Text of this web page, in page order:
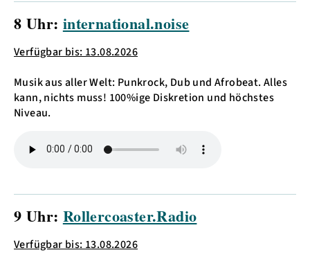
8 Uhr: international.noise
Verfügbar bis: 13.08.2026
Musik aus aller Welt: Punkrock, Dub und Afrobeat. Alles
kann, nichts muss! 100%ige Diskretion und höchstes
Niveau.
9 Uhr: Rollercoaster.Radio
Verfügbar bis: 13.08.2026